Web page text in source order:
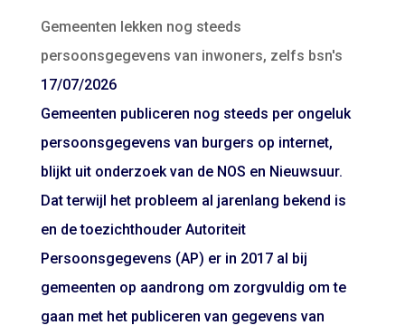
Gemeenten lekken nog steeds
persoonsgegevens van inwoners, zelfs bsn's
17/07/2026
Gemeenten publiceren nog steeds per ongeluk
persoonsgegevens van burgers op internet,
blijkt uit onderzoek van de NOS en Nieuwsuur.
Dat terwijl het probleem al jarenlang bekend is
en de toezichthouder Autoriteit
Persoonsgegevens (AP) er in 2017 al bij
gemeenten op aandrong om zorgvuldig om te
gaan met het publiceren van gegevens van